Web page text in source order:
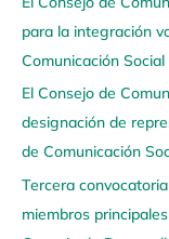
para la integración
Comunicación Social
El Consejo de
designación de
de Comunicación
Tercera
miembros
v
e
g
a
a
q
u
í